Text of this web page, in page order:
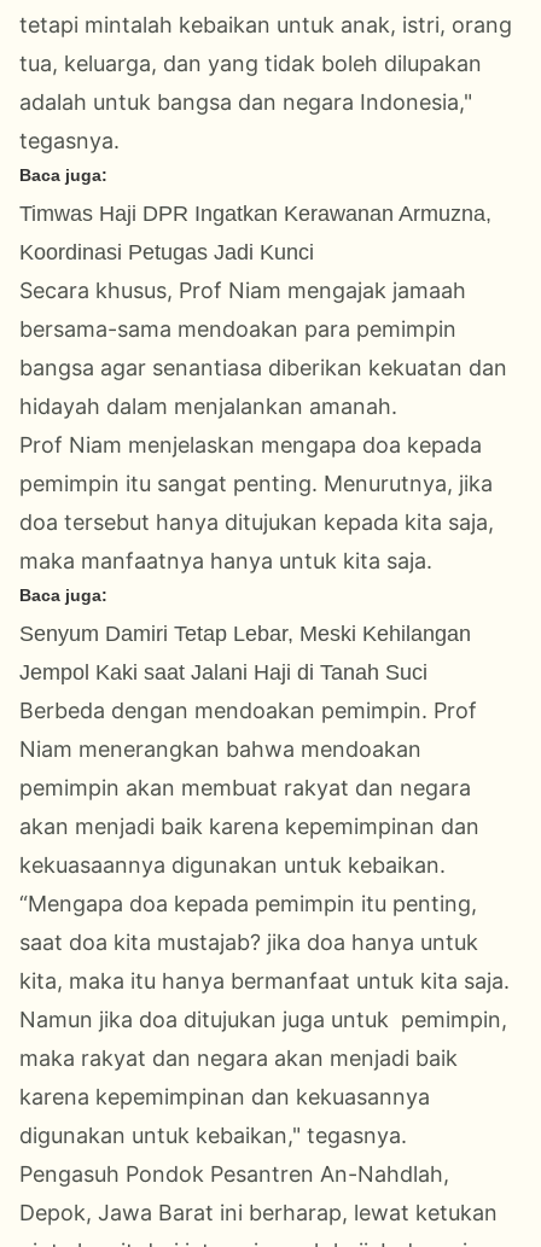
tetapi mintalah kebaikan untuk anak, istri, orang
tua, keluarga, dan yang tidak boleh dilupakan
adalah untuk bangsa dan negara Indonesia,"
tegasnya.
Baca juga:
Timwas Haji DPR Ingatkan Kerawanan Armuzna,
Koordinasi Petugas Jadi Kunci
Secara khusus, Prof Niam mengajak jamaah
bersama-sama mendoakan para pemimpin
bangsa agar senantiasa diberikan kekuatan dan
hidayah dalam menjalankan amanah.
Prof Niam menjelaskan mengapa doa kepada
pemimpin itu sangat penting. Menurutnya, jika
doa tersebut hanya ditujukan kepada kita saja,
maka manfaatnya hanya untuk kita saja.
Baca juga:
Senyum Damiri Tetap Lebar, Meski Kehilangan
Jempol Kaki saat Jalani Haji di Tanah Suci
Berbeda dengan mendoakan pemimpin. Prof
Niam menerangkan bahwa mendoakan
pemimpin akan membuat rakyat dan negara
akan menjadi baik karena kepemimpinan dan
kekuasaannya digunakan untuk kebaikan.
“Mengapa doa kepada pemimpin itu penting,
saat doa kita mustajab? jika doa hanya untuk
kita, maka itu hanya bermanfaat untuk kita saja.
Namun jika doa ditujukan juga untuk pemimpin,
maka rakyat dan negara akan menjadi baik
karena kepemimpinan dan kekuasannya
digunakan untuk kebaikan," tegasnya.
Pengasuh Pondok Pesantren An-Nahdlah,
Depok, Jawa Barat ini berharap, lewat ketukan